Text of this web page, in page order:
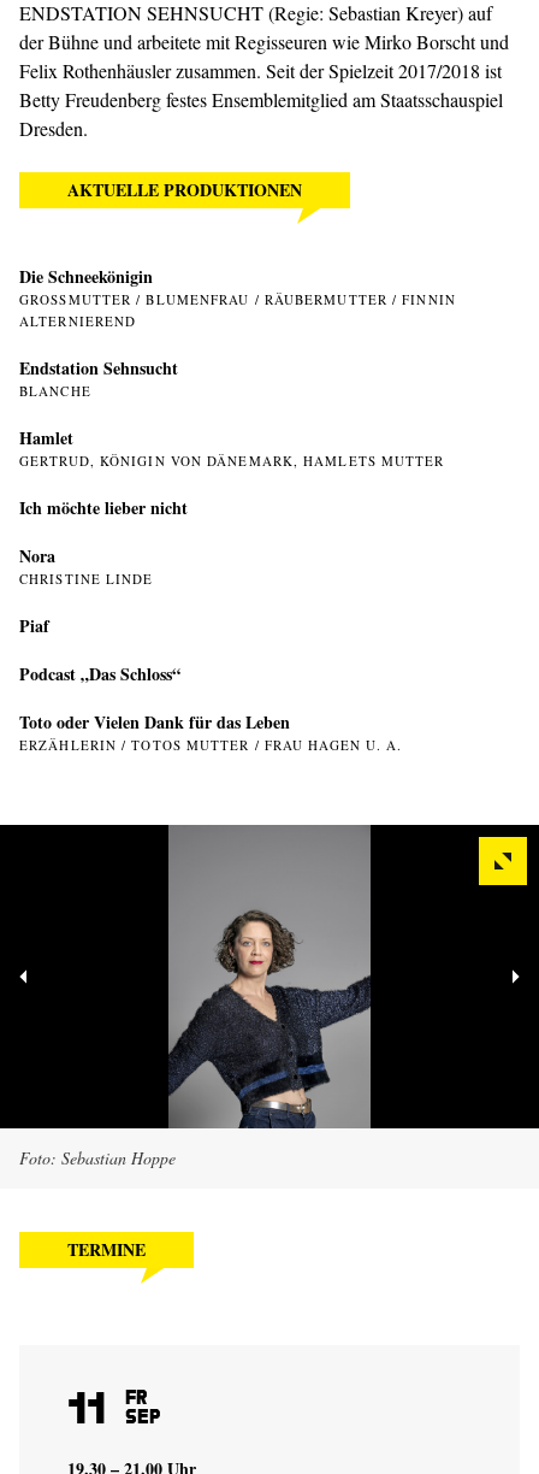
ENDSTATION SEHNSUCHT (Regie: Sebastian Kreyer) auf
der Bühne und arbeitete mit Regisseuren wie Mirko Borscht und
Felix Rothenhäusler zusammen. Seit der Spielzeit 2017/2018 ist
Betty Freudenberg festes Ensemblemitglied am Staatsschauspiel
Dresden.
AKTUELLE PRODUKTIONEN
Die Schneekönigin
GROSSMUTTER / BLUMENFRAU / RÄUBERMUTTER / FINNIN A
LTERNIEREND
Endstation Sehnsucht
BLANCHE
Hamlet
GERTRUD, KÖNIGIN VON DÄNEMARK, HAMLETS MUTTER
Ich möchte lieber nicht
Nora
CHRISTINE LINDE
Piaf
Podcast „Das Schloss“
Toto oder Vielen Dank für das Leben
ERZÄHLERIN / TOTOS MUTTER / FRAU HAGEN U. A.
Foto: Sebastian Hoppe
TERMINE
11 Fr
Sep
19.30 – 21.00 Uhr